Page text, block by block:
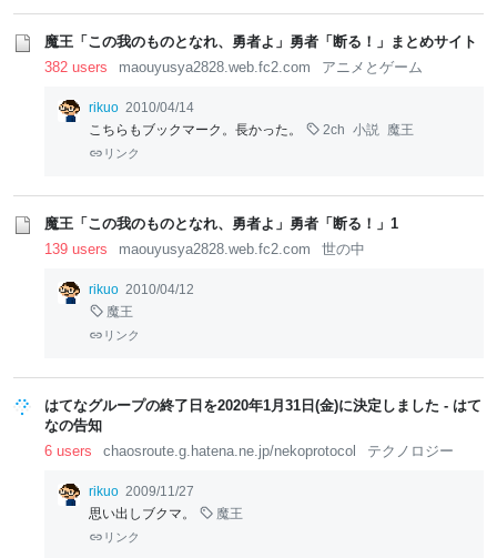
魔王「この我のものとなれ、勇者よ」勇者「断る！」まとめサイト
382 users
maouyusya2828.web.fc2.com アニメとゲーム
rikuo 2010/04/14
こちらもブックマーク。長かった。
2ch 小説 魔王
リンク
魔王「この我のものとなれ、勇者よ」勇者「断る！」1
139 users
maouyusya2828.web.fc2.com 世の中
rikuo 2010/04/12
魔王
リンク
はてなグループの終了日を2020年1月31日(金)に決定しました - はて
なの告知
6 users
chaosroute.g.hatena.ne.jp/nekoprotocol テクノロジー
rikuo 2009/11/27
思い出しブクマ。
魔王
リンク